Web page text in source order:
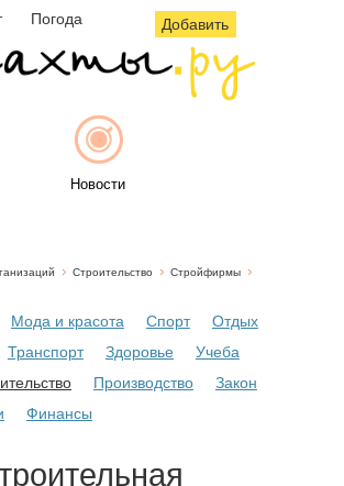
Погода Добавить
Новости
Объявления
Строительство Стройфирмы
Мода и красота Спорт
Отдых
Транспорт Здоровье
Учеба
Производство
Закон
Финансы